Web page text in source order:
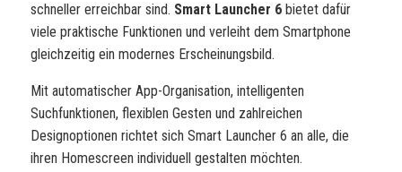
schneller erreichbar sind. Smart Launcher 6 bietet dafür
viele praktische Funktionen und verleiht dem Smartphone
gleichzeitig ein modernes Erscheinungsbild.
Mit automatischer App-Organisation, intelligenten
Suchfunktionen, flexiblen Gesten und zahlreichen
Designoptionen richtet sich Smart Launcher 6 an alle, die
ihren Homescreen individuell gestalten möchten.